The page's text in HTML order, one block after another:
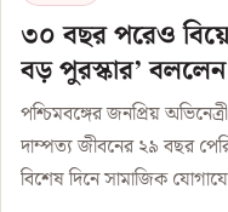
৩০ বছর পরেও
বড় পুরস্কার’
পশ্চিমবঙ্গের জনপ্রিয়
দাম্পত্য জীবনের ২৯ বছর
বিশেষ দিনে সামাজিক